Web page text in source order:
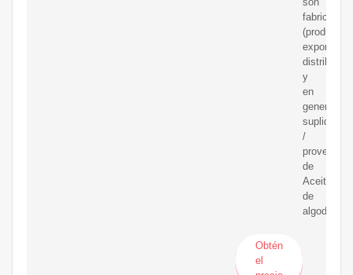
fabricantes
y
en
general
suplidores
/
de
Aceite
de
algodón.
Obtén
el